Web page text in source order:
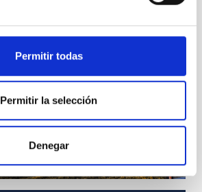
Permitir todas
Permitir la selección
Denegar
Espectrógrafo